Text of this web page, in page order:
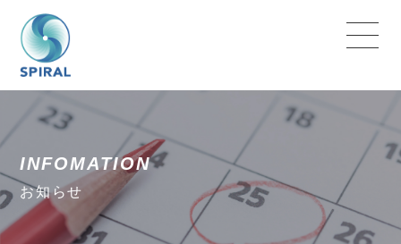
INFOMATION
お知らせ